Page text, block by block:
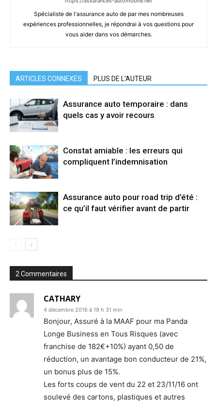
Spécialiste de l'assurance auto de par mes nombreuses
expériences professionnelles, je répondrai à vos questions pour
vous aider dans vos démarches.
ARTICLES CONNEXES PLUS DE L'AUTEUR
Assurance auto temporaire : dans
quels cas y avoir recours
Constat amiable : les erreurs qui
compliquent l’indemnisation
Assurance auto pour road trip d’été :
ce qu’il faut vérifier avant de partir
2 Commentaires
CATHARY
4 décembre 2016 à 19 h 31 min
Bonjour, Assuré à la MAAF pour ma Panda
Longe Business en Tous Risques (avec
franchise de 182€+10%) ayant 0,50 de
réduction, un avantage bon conducteur de 21%,
un bonus plus de 15%.
Les forts coups de vent du 22 et 23/11/16 ont
soulevé des cartons, plastiques et autres